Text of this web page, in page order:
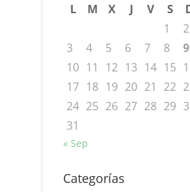
L M X J V S
1
2
3
4 5 6 7 8
9
10 11 12 13 14 15
17 18 19 20 21 22
24 25 26 27 28 29
31
« Sep
Categorías